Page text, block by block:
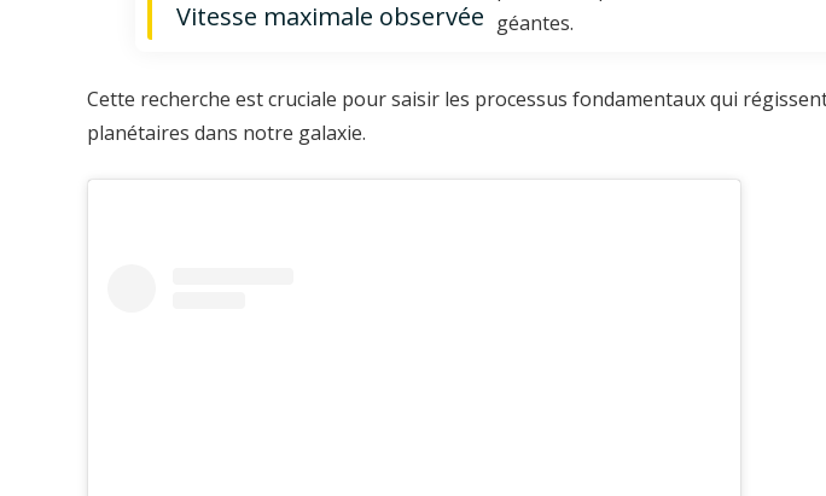
Vitesse maximale observée géantes.
Cette recherche est cruciale pour saisir les processus fondamentaux qui
planétaires dans notre galaxie.